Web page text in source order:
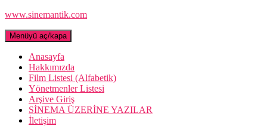
www.sinemantik.com
Menüyü aç/kapa
Anasayfa
Hakkımızda
Film Listesi (Alfabetik)
Yönetmenler Listesi
Arşive Giriş
SİNEMA ÜZERİNE YAZILAR
İletişim